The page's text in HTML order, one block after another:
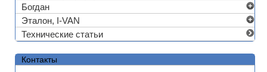
Богдан
Эталон, I-VAN
Технические статьи
Контакты